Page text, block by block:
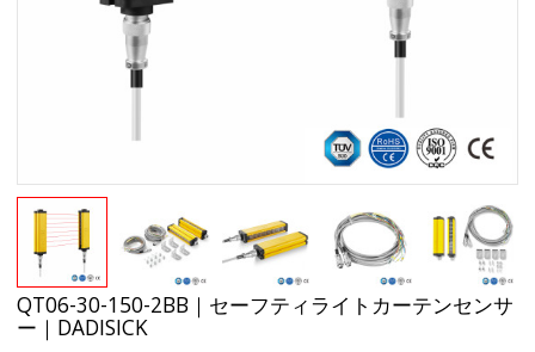
QT06-30-150-2BB｜セーフティライトカーテンセンサ
ー｜DADISICK